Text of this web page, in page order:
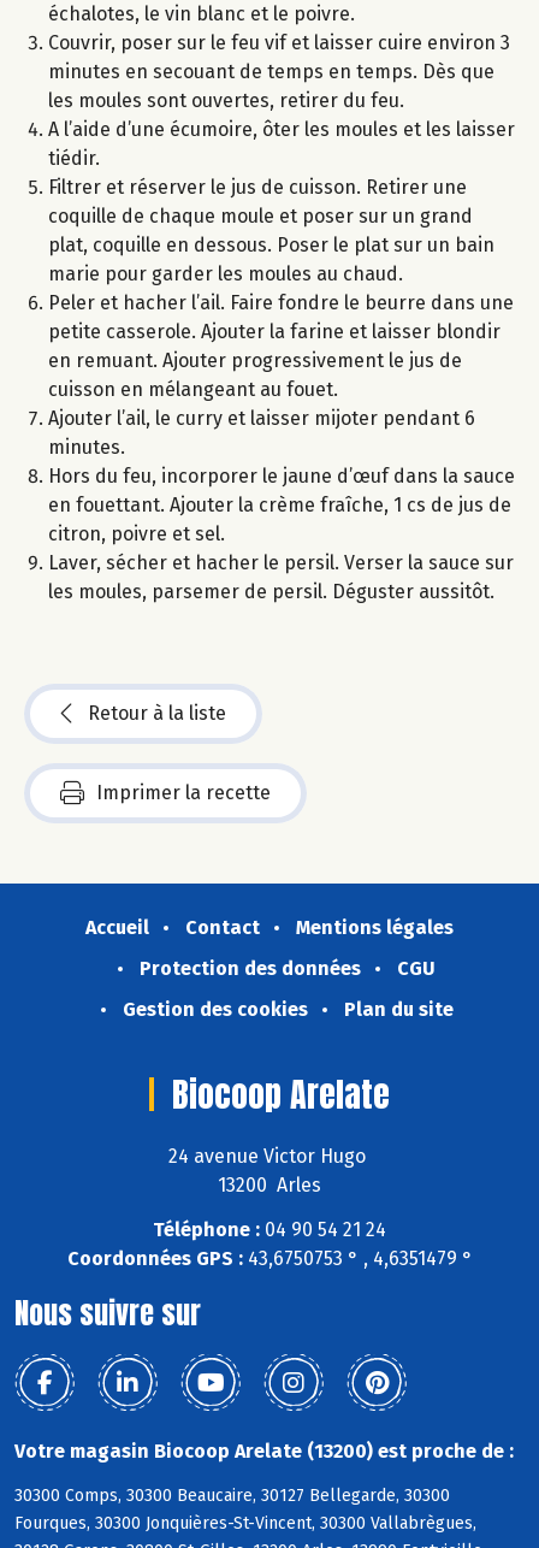
échalotes, le vin blanc et le poivre.
Couvrir, poser sur le feu vif et laisser cuire environ 3
minutes en secouant de temps en temps. Dès que
les moules sont ouvertes, retirer du feu.
A l’aide d’une écumoire, ôter les moules et les laisser
tiédir.
Filtrer et réserver le jus de cuisson. Retirer une
coquille de chaque moule et poser sur un grand
plat, coquille en dessous. Poser le plat sur un bain
marie pour garder les moules au chaud.
Peler et hacher l’ail. Faire fondre le beurre dans une
petite casserole. Ajouter la farine et laisser blondir
en remuant. Ajouter progressivement le jus de
cuisson en mélangeant au fouet.
Ajouter l’ail, le curry et laisser mijoter pendant 6
minutes.
Hors du feu, incorporer le jaune d’œuf dans la sauce
en fouettant. Ajouter la crème fraîche, 1 cs de jus de
citron, poivre et sel.
Laver, sécher et hacher le persil. Verser la sauce sur
les moules, parsemer de persil. Déguster aussitôt.
Retour à la liste
Imprimer la recette
Accueil Contact
Mentions légales
Protection des données
CGU
Gestion des cookies
Plan du site
Biocoop Arelate
24 avenue Victor Hugo
13200 Arles
Téléphone : 04 90 54 21 24
Coordonnées GPS :43,6750753 ° , 4,6351479 °
Nous suivre sur
Votre magasin Biocoop Arelate (13200) est proche de :
30300 Comps, 30300 Beaucaire, 30127 Bellegarde, 30300
Fourques, 30300 Jonquières-St-Vincent, 30300 Vallabrègues,